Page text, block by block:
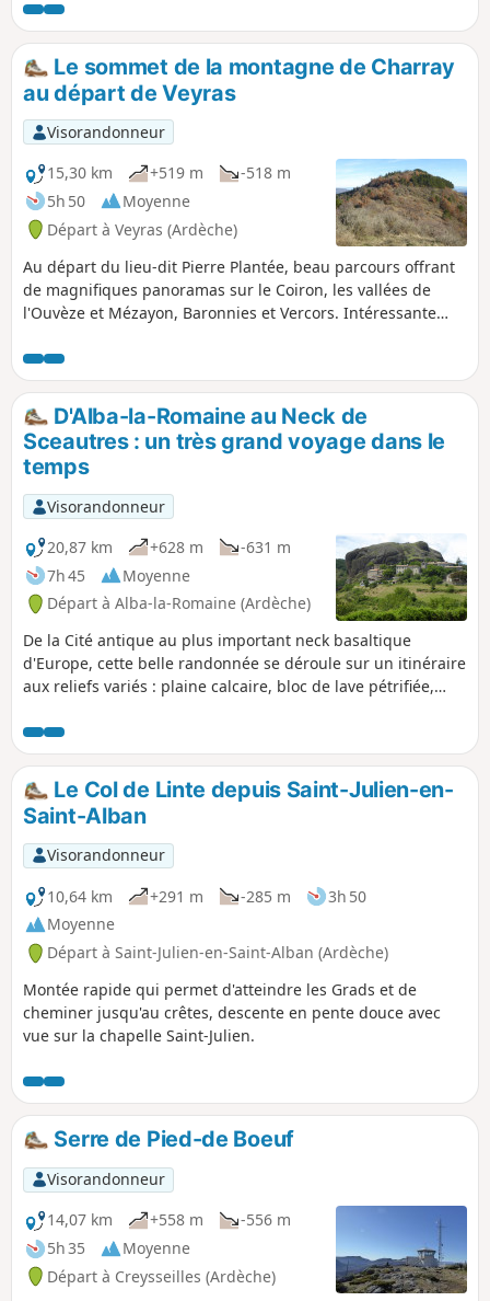
Le sommet de la montagne de Charray
au départ de Veyras
Visorandonneur
15,30 km
+519 m
-518 m
5h 50
Moyenne
Départ à Veyras (Ardèche)
Au départ du lieu-dit Pierre Plantée, beau parcours offrant
de magnifiques panoramas sur le Coiron, les vallées de
l'Ouvèze et Mézayon, Baronnies et Vercors. Intéressante
certains passages du sentier balcon peuvent incommoder
les personnes sujettes au vertige.
D'Alba-la-Romaine au Neck de
Sceautres : un très grand voyage dans le
temps
Visorandonneur
20,87 km
+628 m
-631 m
7h 45
Moyenne
Départ à Alba-la-Romaine (Ardèche)
De la Cité antique au plus important neck basaltique
d'Europe, cette belle randonnée se déroule sur un itinéraire
aux reliefs variés : plaine calcaire, bloc de lave pétrifiée,
Sceautres, joyau du Coiron, est un culot basaltique
résultant d'une éruption datant de 8 millions d'années.
Dégagé par l'érosion, il s'élève de 150 mètres au-dessus de
la vallée.Le Col de Linte depuis Saint-Julien-en-
Saint-Alban
Visorandonneur
10,64 km
+291 m -285 m
3h 50
Moyenne
Départ à Saint-Julien-en-Saint-Alban (Ardèche)
Montée rapide qui permet d'atteindre les Grads et de
cheminer jusqu'au crêtes, descente en pente douce avec
vue sur la chapelle Saint-Julien.
Serre de Pied-de Boeuf
Visorandonneur
14,07 km
+558 m
-556 m
5h 35
Moyenne
Départ à Creysseilles (Ardèche)